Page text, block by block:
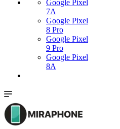
Google Pixel
7А
Google Pixel
8 Pro
Google Pixel
9 Pro
Google Pixel
8A